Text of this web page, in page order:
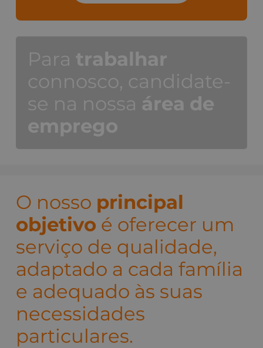
Para trabalhar
connosco, candidate-
se na nossa área de
emprego
O nosso principal
objetivo é oferecer um
serviço de qualidade,
adaptado a cada família
e adequado às suas
necessidades
particulares.